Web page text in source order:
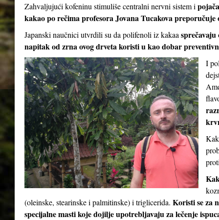
Zahvaljujući kofeninu stimuliše centralni nervni sistem i
kakao po rečima profesora Jovana Tucakova preporučuje
Japanski naučnici utvrdili su da polifenoli iz kakaa
napitak od zrna ovog drveta koristi u kao dobar
I
(oleinske, stearinske i palmitinske) i triglicerida. Koristi se za
specijalne masti koje dojilje upotrebljavaju za lečenje